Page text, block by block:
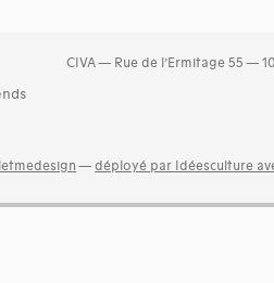
CIVA — Rue de l’Ermitage 55 —
—déployé par Idéesculture